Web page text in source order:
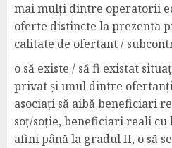
mai mulți dintre operatorii
oferte distincte la prezenta
calitate de ofertant /
o să existe / să fi existat
privat și unul dintre
asociați să aibă beneficiari
soț/soție, beneficiari reali
afini până la gradul II, o să